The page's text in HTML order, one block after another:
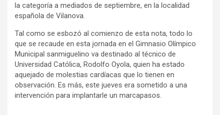
la categoría a mediados de septiembre, en la localidad
española de Vilanova.
Tal como se esbozó al comienzo de esta nota, todo lo
que se recaude en esta jornada en el Gimnasio Olímpico
Municipal sanmiguelino va destinado al técnico de
Universidad Católica, Rodolfo Oyola, quien ha estado
aquejado de molestias cardíacas que lo tienen en
observación. Es más, este jueves era sometido a una
intervención para implantarle un marcapasos.